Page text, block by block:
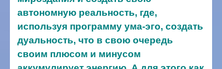
автономную реальность, где,
используя программу ума-эго, создать
дуальность, что в свою очередь
своим плюсом и минусом